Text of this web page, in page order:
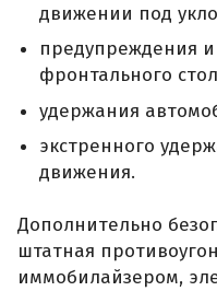
движении под
предупреждения
фронтального
удержания
экстренного
движения.
Дополнительно
штатная
иммобилайзером,